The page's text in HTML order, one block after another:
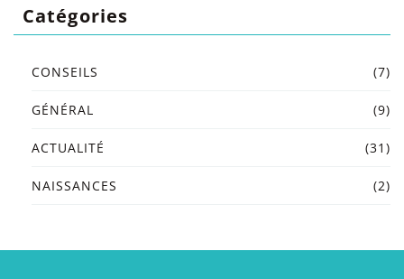
Catégories
CONSEILS (7)
GÉNÉRAL (9)
ACTUALITÉ (31)
NAISSANCES (2)